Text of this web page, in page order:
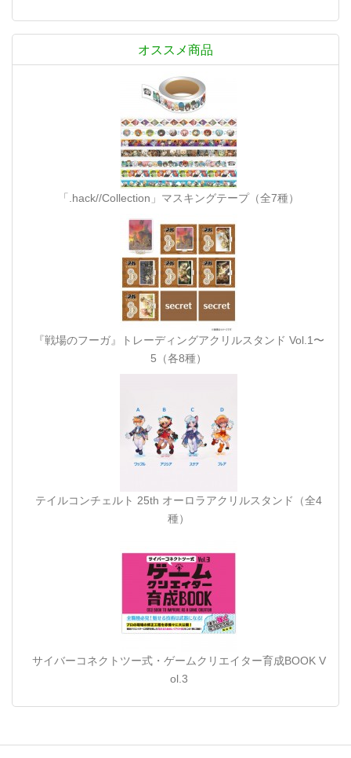
オススメ商品
「.hack//Collection」マスキングテープ（全7種）
『戦場のフーガ』トレーディングアクリルスタンド Vol.1〜
5（各8種）
テイルコンチェルト 25th オーロラアクリルスタンド（全4
種）
サイバーコネクトツー式・ゲームクリエイター育成BOOK V
ol.3